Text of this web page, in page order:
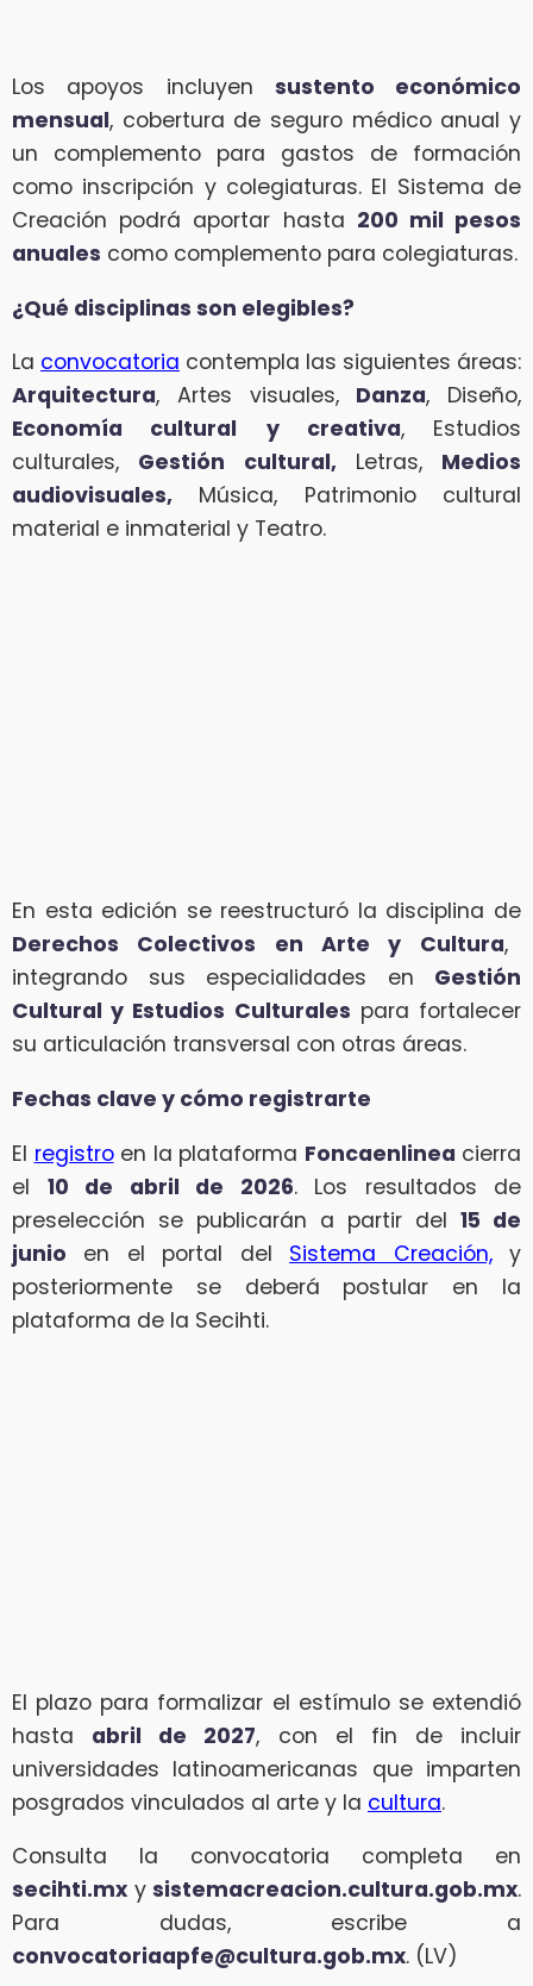
Los apoyos incluyen sustento económico
mensual, cobertura de seguro médico anual y
un complemento para gastos de formación
como inscripción y colegiaturas. El Sistema de
Creación podrá aportar hasta 200 mil pesos
anuales como complemento para colegiaturas.
¿Qué disciplinas son elegibles?
La convocatoria contempla las siguientes áreas:
Arquitectura, Artes visuales, Danza, Diseño,
Economía cultural
y creativa, Estudios
culturales, Gestión cultural,Letras, Medios
audiovisuales, Música, Patrimonio cultural
material e inmaterial y Teatro.
En esta edición se reestructuró la disciplina de
Derechos Colectivos en Arte y Cultura,
integrando sus especialidades en Gestión
Cultural y Estudios Culturales para fortalecer
su articulación transversal con otras áreas.
Fechas clave y cómo registrarte
El registroen la plataforma Foncaenlinea cierra
el 10 de abril de 2026. Los resultados de
preselección se publicarán a partir del 15 de
junio en el portal del Sistema Creación,y
posteriormente se deberá postular en la
plataforma de la Secihti.
El plazo para formalizar el estímulo se extendió
hasta abril de 2027, con el fin de incluir
universidades latinoamericanas que imparten
posgrados vinculados al arte y la cultura.
Consulta la convocatoria completa en
secihti.mx y sistemacreacion.cultura.gob.mx.
Para dudas, escribe a
convocatoriaapfe@cultura.gob.mx. (LV)